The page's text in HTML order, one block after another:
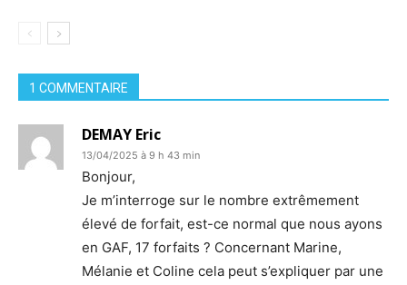
1 COMMENTAIRE
DEMAY Eric
13/04/2025 à 9 h 43 min
Bonjour,
Je m’interroge sur le nombre extrêmement
élevé de forfait, est-ce normal que nous ayons
en GAF, 17 forfaits ? Concernant Marine,
Mélanie et Coline cela peut s’expliquer par une